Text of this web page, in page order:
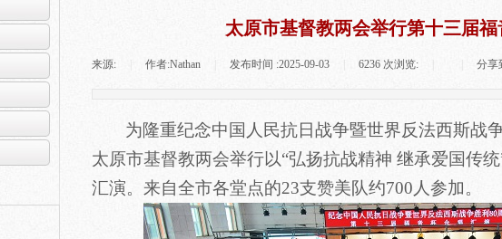
太原市基督教两会举行第十三届
来源: 作者:Nathan 发布时间 :2025-09-03 6236 次浏览: 分享
为隆重纪念中国人民抗日战争暨世界反法西斯战
太原市基督教两会举行以“弘扬抗战精神 继承爱国传
汇演。来自全市各堂点的23支赞美队约700人参加。